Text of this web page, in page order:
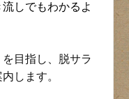
しでもわかるよ
目指し、脱サラ
します。